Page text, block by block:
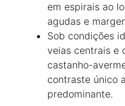
em espirais ao
agudas e
Sob condições
veias centrais e
castanho-
contraste único
predominante.